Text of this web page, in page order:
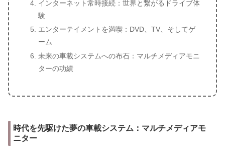
インターネット常時接続：世界と繋がるドライブ体
験
エンターテイメントを満喫：DVD、TV、そしてゲ
ーム
未来の車載システムへの布石：マルチメディアモニ
ターの功績
時代を先駆けた夢の車載システム：マルチメディアモ
ニター